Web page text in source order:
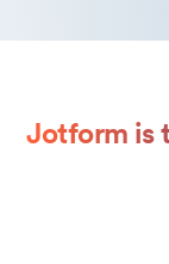
Jotform is